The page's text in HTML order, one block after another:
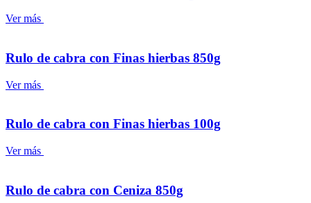
Ver más
Rulo de cabra con Finas hierbas 850g
Ver más
Rulo de cabra con Finas hierbas 100g
Ver más
Rulo de cabra con Ceniza 850g